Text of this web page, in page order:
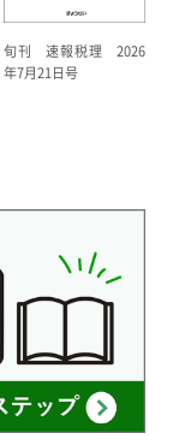
旬刊 速報税理 2026
年7月21日号